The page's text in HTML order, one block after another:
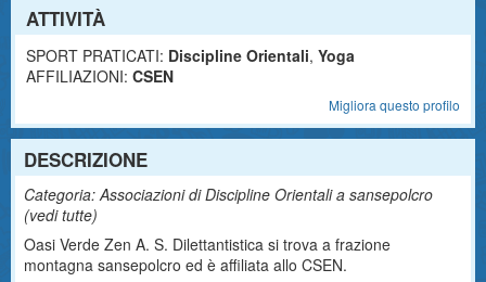
ATTIVITÀ
SPORT PRATICATI: Discipline Orientali, Yoga
AFFILIAZIONI: CSEN
Migliora questo profilo
DESCRIZIONE
Categoria: Associazioni di Discipline Orientali a sansepolcro
(vedi tutte)
Oasi Verde Zen A. S. Dilettantistica si trova a frazione
montagna sansepolcro ed è affiliata allo CSEN.